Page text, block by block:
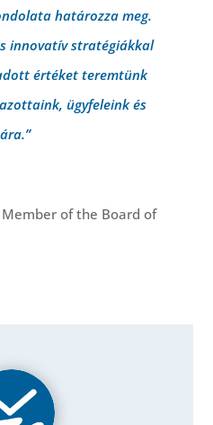
határozza meg.
innovatív stratégiákkal
értéket teremtünk
ügyfeleink és
of the Board of